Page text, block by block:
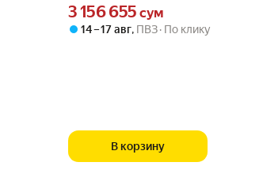
Цена 3156655 сум вместо
3 156 655 сум
14 – 17 авг, ПВЗ По клику
В корзину